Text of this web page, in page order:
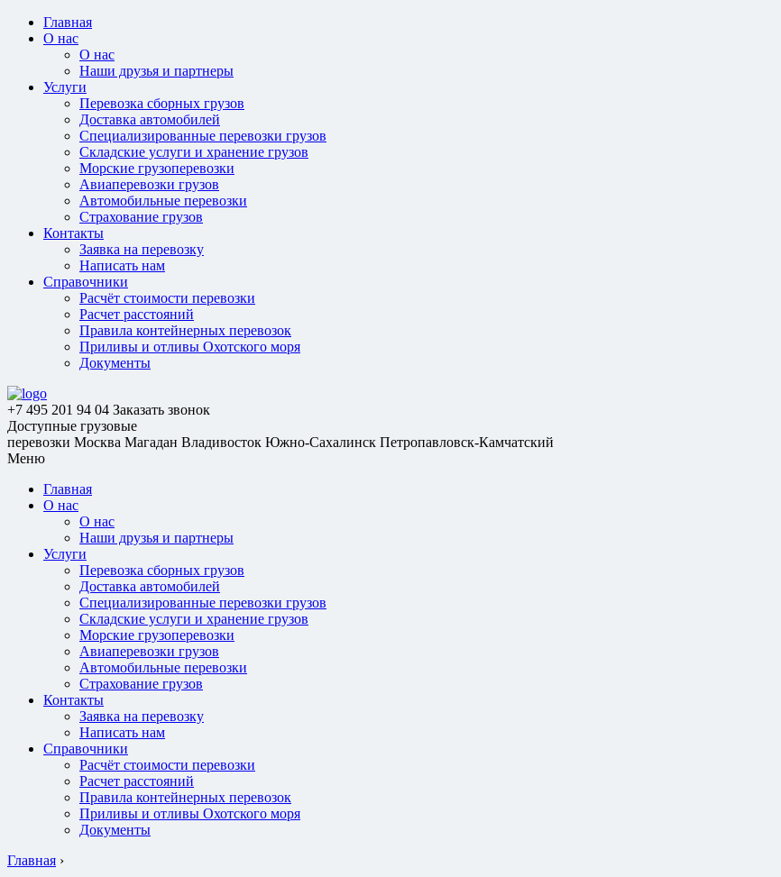
Главная
О нас
О нас
Наши друзья и партнеры
Услуги
Перевозка сборных грузов
Доставка автомобилей
Специализированные перевозки грузов
Складские услуги и хранение грузов
Морские грузоперевозки
Авиаперевозки грузов
Автомобильные перевозки
Страхование грузов
Контакты
Заявка на перевозку
Написать нам
Справочники
Расчёт стоимости перевозки
Расчет расстояний
Правила контейнерных перевозок
Приливы и отливы Охотского моря
Документы
+7 495 201 94 04 Заказать звонок
Доступные грузовые
перевозки Москва Магадан Владивосток Южно-Сахалинск Петропавловск-Камчатский
Меню
Главная
О нас
О нас
Наши друзья и партнеры
Услуги
Перевозка сборных грузов
Доставка автомобилей
Специализированные перевозки грузов
Складские услуги и хранение грузов
Морские грузоперевозки
Авиаперевозки грузов
Автомобильные перевозки
Страхование грузов
Контакты
Заявка на перевозку
Написать нам
Справочники
Расчёт стоимости перевозки
Расчет расстояний
Правила контейнерных перевозок
Приливы и отливы Охотского моря
Документы
Главная ›